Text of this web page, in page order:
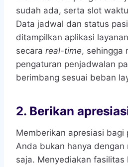
sudah ada, serta slot
Data jadwal dan status
ditampilkan aplikasi
secara real-time, sehingga
pengaturan penjadwalan
berimbang sesuai beban
2. Berikan
Memberikan apresiasi bagi
Anda bukan hanya dengan
saja. Menyediakan fasilitas